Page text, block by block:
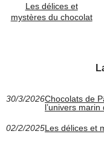
Les délices et
mystères du chocolat
30/3/2026Chocolats de
l’univers marin
02/2/2025Les délices et